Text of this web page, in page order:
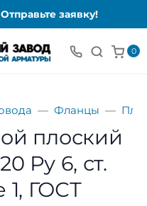
заявку!
0
Фланцы
плоский
Ру 6, ст.
1, ГОСТ